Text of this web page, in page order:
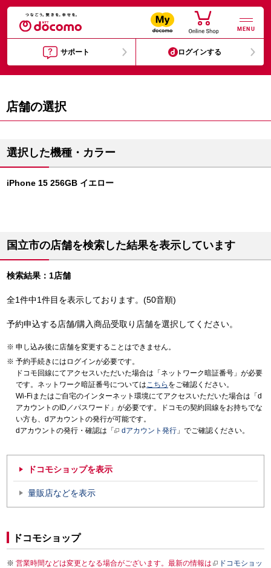
MENU
サポート ログインする
店舗の選択
選択した機種・カラー
iPhone 15 256GB イエロー
国立市の店舗を検索した結果を表示しています
検索結果：1店舗
全1件中1件目を表示しております。(50音順)
予約申込する店舗/購入商品受取り店舗を選択してください。
申し込み後に店舗を変更することはできません。
予約手続きにはログインが必要です。
ドコモ回線にてアクセスいただいた場合は「ネットワーク暗証番号」が必要
です。ネットワーク暗証番号についてはこちら をご確認ください。
Wi-Fiまたはご自宅のインターネット環境にてアクセスいただいた場合は「d
アカウントのID／パスワード」が必要です。ドコモの契約回線をお持ちでな
い方も、dアカウントの発行が可能です。
dアカウントの発行・確認は「
dアカウント発行 」でご確認ください。
ドコモショップを表示
量販店などを表示
ドコモショップ
営業時間などは変更となる場合がございます。最新の情報は
ドコモショッ